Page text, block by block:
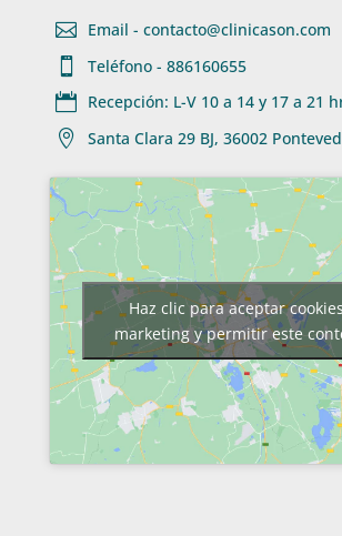
 Email - contacto@clinicason.com

Teléfono - 886160655

Recepción: L-V 10 a 14 y 17 a 21

Santa Clara 29 BJ, 36002
Haz clic para aceptar
marketing y permitir este